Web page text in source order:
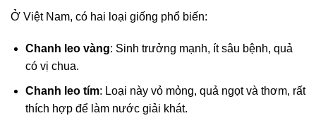
Ở Việt Nam, có hai loại giống phổ biến:
Chanh leo vàng: Sinh trưởng mạnh, ít sâu bệnh, quả
có vị chua.
Chanh leo tím: Loại này vỏ mỏng, quả ngọt và thơm, rất
thích hợp để làm nước giải khát.